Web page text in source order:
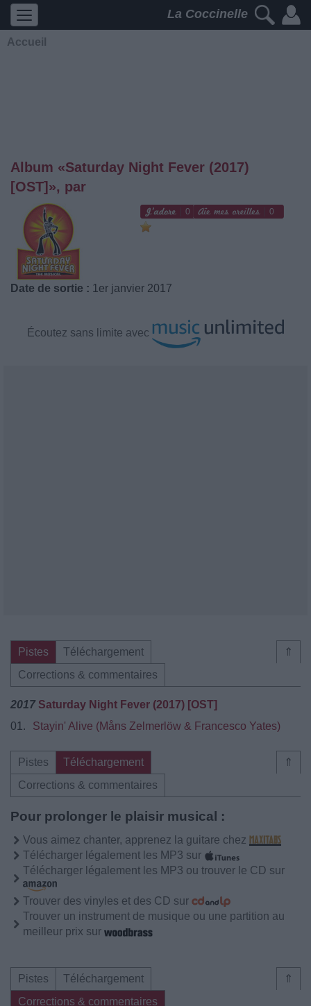
La Coccinelle
Accueil
Album «Saturday Night Fever (2017)
[OST]», par
0 0
Date de sortie : 1er janvier 2017
Écoutez sans limite avec
⇑
Pistes
Téléchargement
Corrections & commentaires
2017 Saturday Night Fever (2017) [OST]
01.
Stayin' Alive (Måns Zelmerlöw & Francesco Yates)
⇑
Pistes
Téléchargement
Corrections & commentaires
Pour prolonger le plaisir musical :
Vous aimez chanter, apprenez la guitare chez
Télécharger légalement les MP3 sur
Télécharger légalement les MP3 ou trouver le CD sur
Trouver des vinyles et des CD sur
Trouver un instrument de musique ou une partition au
meilleur prix sur
⇑
Pistes
Téléchargement
Corrections & commentaires